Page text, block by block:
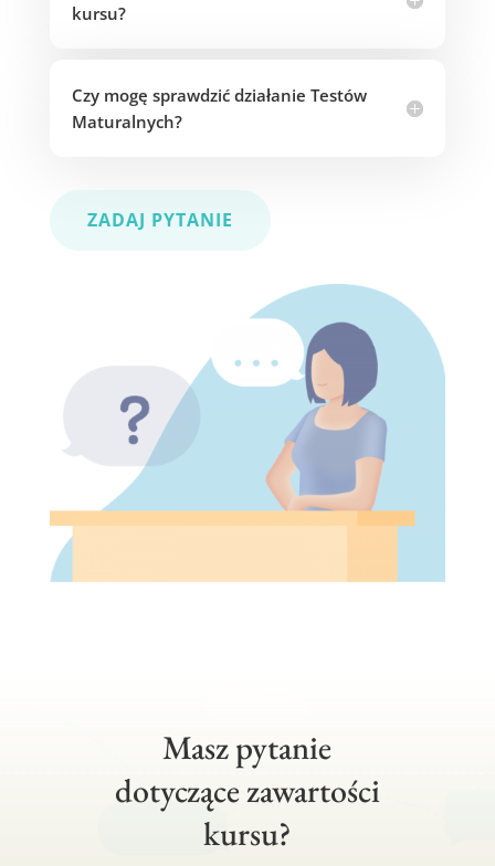
kursu?
Czy mogę sprawdzić działanie Testów
Maturalnych?
ZADAJ PYTANIE
Masz pytanie
dotyczące zawartości
kursu?